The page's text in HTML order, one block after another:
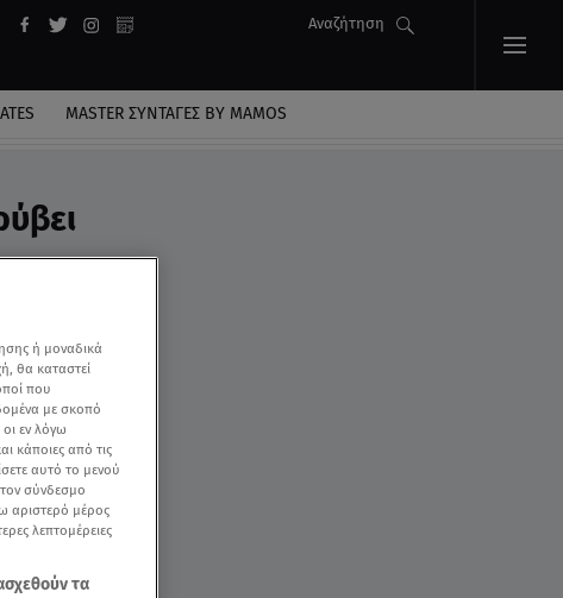
Αναζήτηση
MASTER ΣΥΝΤΑΓΈΣ BY MAMOS
ή μοναδικά
θα καταστεί
που
με σκοπό
εν λόγω
κάποιες από τις
αυτό το μενού
σύνδεσμο
αριστερό μέρος
λεπτομέρειες
τα